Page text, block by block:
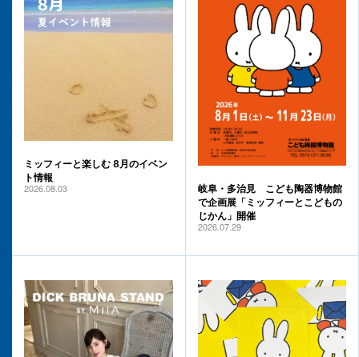
ミッフィーと楽しむ 8月のイベン
ト情報
2026.08.03
岐阜・多治見 こども陶器博物館
で企画展「ミッフィーとこどもの
じかん」開催
2026.07.29